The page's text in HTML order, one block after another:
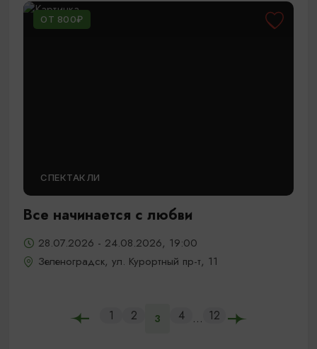
ОТ 800₽
СПЕКТАКЛИ
Все начинается с любви
28.07.2026 - 24.08.2026, 19:00
Зеленоградск, ул. Курортный пр-т, 11
1 2 3 4 ... 12